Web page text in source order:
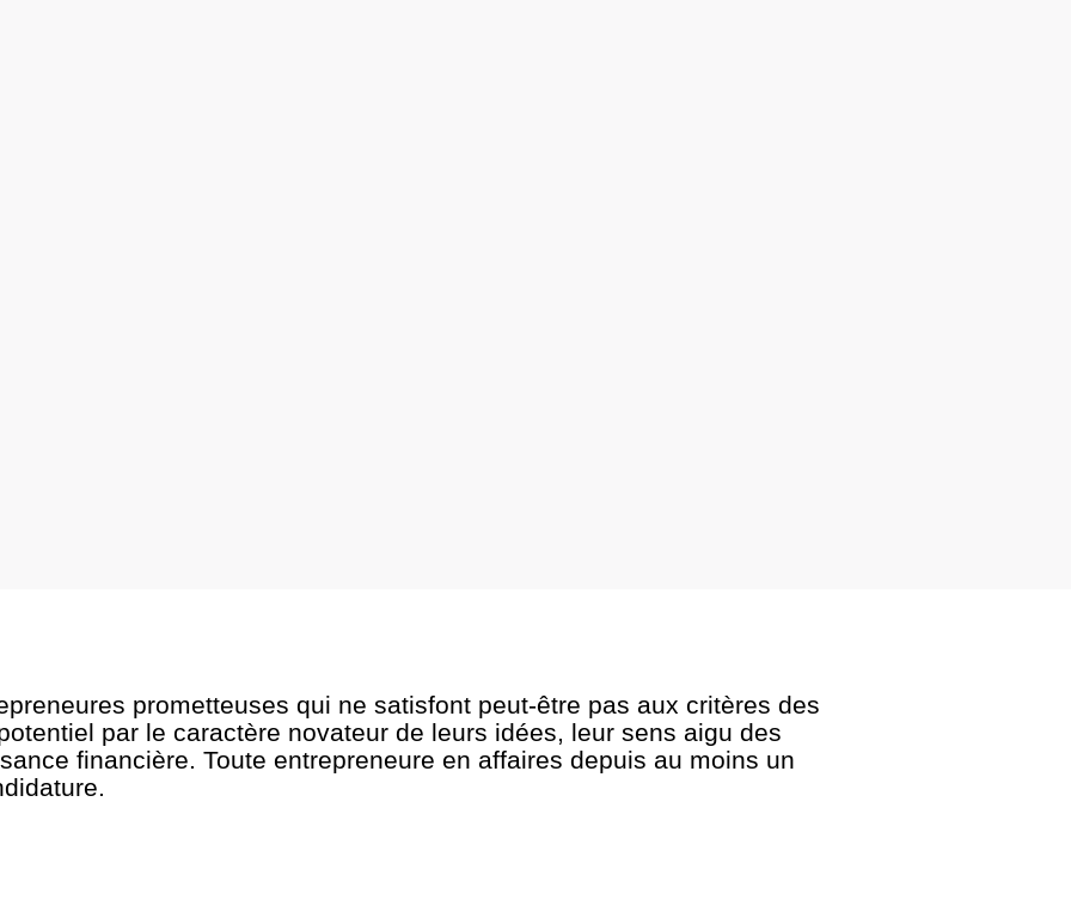
prometteuses qui ne satisfont peut-être pas aux critères des
par le caractère novateur de leurs idées, leur sens aigu des
financière. Toute entrepreneure en affaires depuis au moins un